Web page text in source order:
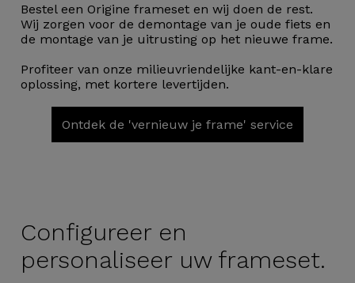
Bestel een Origine frameset en wij doen de rest.
Wij zorgen voor de demontage van je oude fiets en
de montage van je uitrusting op het nieuwe frame.
Profiteer van onze milieuvriendelijke kant-en-klare
oplossing, met kortere levertijden.
Ontdek de 'vernieuw je frame' service
Configureer en
personaliseer uw frameset.